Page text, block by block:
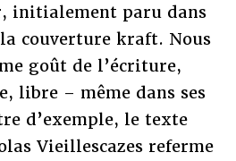
initialement paru dans
couverture kraft. Nous
goût de l’écriture,
libre – même dans ses
d’exemple, le texte
Vieillescazes referme